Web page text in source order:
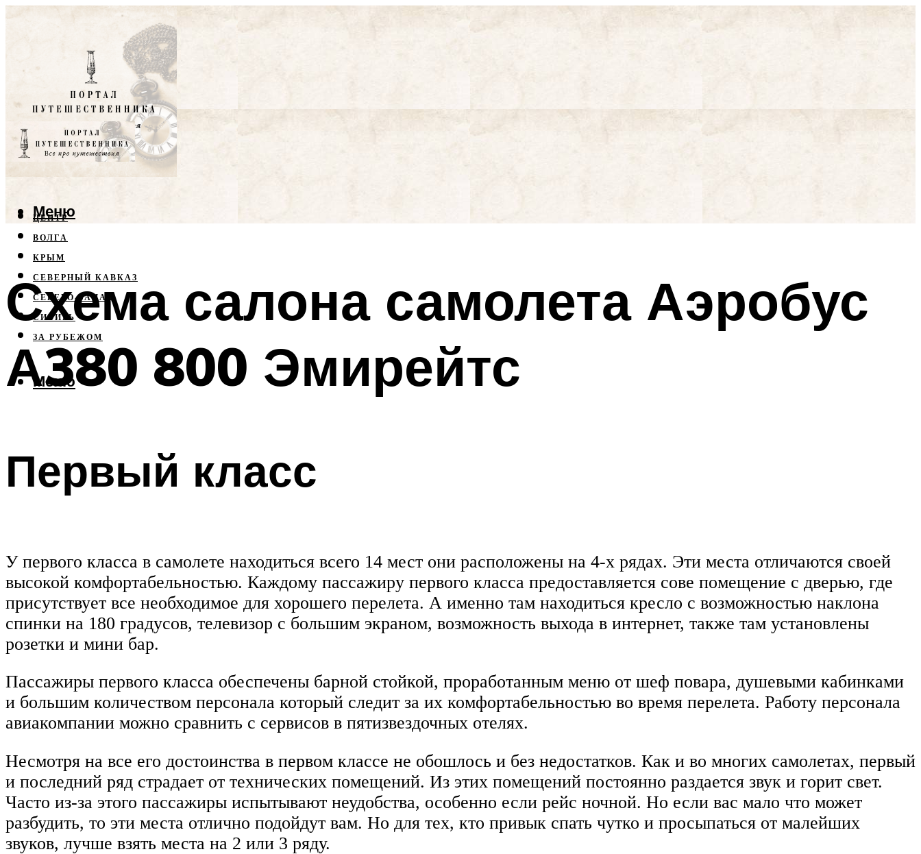
ЦЕНТР
ВОЛГА
КРЫМ
СЕВЕРНЫЙ КАВКАЗ
СЕВЕРО-ЗАПАД
СИБИРЬ
ЗА РУБЕЖОМ
Меню
Меню
Схема салона самолета Аэробус
А380 800 Эмирейтс
Первый класс
У первого класса в самолете находиться всего 14 мест они расположены на 4-х рядах. Эти места отличаются своей
высокой комфортабельностью. Каждому пассажиру первого класса предоставляется сове помещение с дверью, где
присутствует все необходимое для хорошего перелета. А именно там находиться кресло с возможностью наклона
спинки на 180 градусов, телевизор с большим экраном, возможность выхода в интернет, также там установлены
розетки и мини бар.
Пассажиры первого класса обеспечены барной стойкой, проработанным меню от шеф повара, душевыми кабинками
и большим количеством персонала который следит за их комфортабельностью во время перелета. Работу персонала
авиакомпании можно сравнить с сервисов в пятизвездочных отелях.
Несмотря на все его достоинства в первом классе не обошлось и без недостатков. Как и во многих самолетах, первый
и последний ряд страдает от технических помещений. Из этих помещений постоянно раздается звук и горит свет.
Часто из-за этого пассажиры испытывают неудобства, особенно если рейс ночной. Но если вас мало что может
разбудить, то эти места отлично подойдут вам. Но для тех, кто привык спать чутко и просыпаться от малейших
звуков, лучше взять места на 2 или 3 ряду.